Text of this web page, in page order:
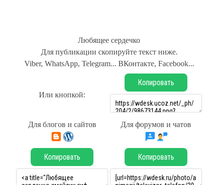
Любящее сердечко
Для публикации скопируйте текст ниже.
Viber, WhatsApp, Telegram... ВКонтакте, Facebook...
Или кнопкой:
Копировать
Для блогов и сайтов Для форумов и чатов
Копировать Копировать